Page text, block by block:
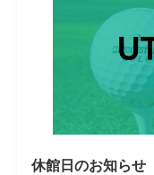
休館日のお知らせ